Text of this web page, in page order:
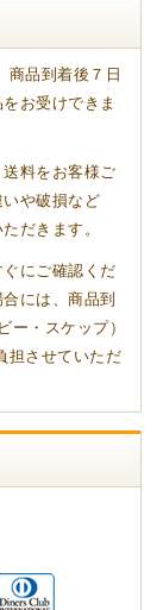
商品到着後７日
お受けできま
料をお客様ご
や破損など
だきます。
にご確認くだ
には、商品到
ー・スケップ）
担させていただ